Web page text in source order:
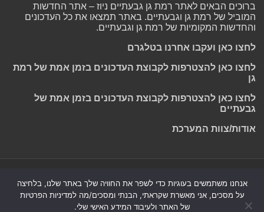
ברוכים הבאים לאתר רמת גן גבעתיים ניוז – אתר החדשות
המוביל של רמת גן וגבעתיים. באתר תמצאו את כל העדכונים
והחדשות המקומיות של רמת גן וגבעתיים.
לחצו כאן ועקבו אחרנו בטלגרם
לחצו כאן להצטרפות לקבוצת העדכונים בזמן אמת של רמת
גן
לחצו כאן להצטרפות לקבוצת העדכונים בזמן אמת של
גבעתיים
אודות/צוות המערכת
© כל הזכויות שמורות 2026, רמת גן גבעתיים ניוז.
אנחנו משתמשים בעוגיות כדי לשפר את החוויה שלך באתר שלנו, בלחיצה
על מסכים, אני מאשרת שקראתי, הבנתי ומסכים/מה למדיניות הפרטיות
של האתר ולעיבוד המידע האישי שלי.